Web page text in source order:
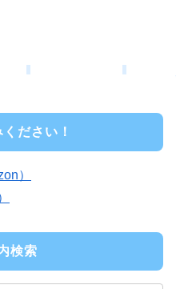
ださい！
）
検索